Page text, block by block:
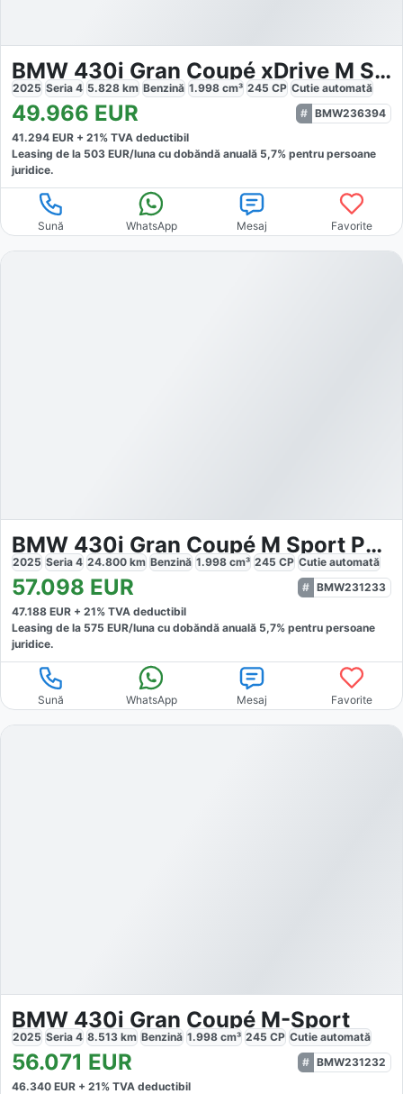
BMW 430i Gran Coupé xDrive M Sport
2025 Seria 4 5.828 km Benzină 1.998 cm³ 245 CP Cutie automată
49.966 EUR
BMW236394
41.294 EUR + 21% TVA deductibil
Leasing de la 503 EUR/luna cu dobăndă anuală 5,7% pentru persoane
juridice.
Sună WhatsApp Mesaj Favorite
BMW 430i Gran Coupé M Sport PRO
2025 Seria 4 24.800 km Benzină 1.998 cm³ 245 CP Cutie automată
57.098 EUR
BMW231233
47.188 EUR + 21% TVA deductibil
Leasing de la 575 EUR/luna cu dobăndă anuală 5,7% pentru persoane
juridice.
Sună WhatsApp Mesaj Favorite
BMW 430i Gran Coupé M-Sport
2025 Seria 4 8.513 km Benzină 1.998 cm³ 245 CP Cutie automată
56.071 EUR
BMW231232
46.340 EUR + 21% TVA deductibil